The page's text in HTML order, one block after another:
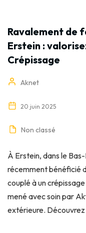
Ravalement de
Erstein :
Crépissage
Aknet
20 juin 2025
Non classé
À Erstein, dans le
récemment bénéficié
couplé à un
mené avec soin par
extérieure.